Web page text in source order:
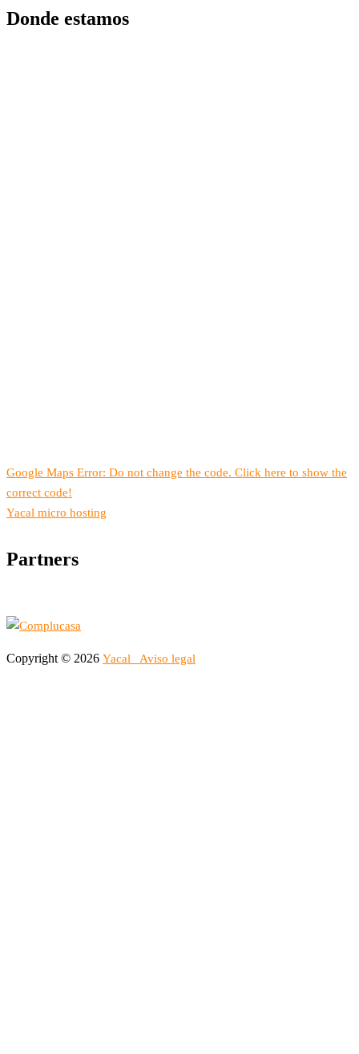
Donde estamos
Google Maps Error: Do not change the code. Click here to show the
correct code!
Yacal micro hosting
Partners
Copyright © 2026 Yacal Aviso legal